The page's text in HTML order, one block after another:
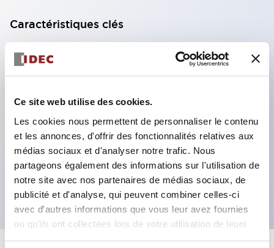
Ce site web utilise des cookies.
Les cookies nous permettent de personnaliser le contenu
et les annonces, d'offrir des fonctionnalités relatives aux
médias sociaux et d'analyser notre trafic. Nous
partageons également des informations sur l'utilisation de
notre site avec nos partenaires de médias sociaux, de
publicité et d'analyse, qui peuvent combiner celles-ci
avec d'autres informations que vous leur avez fournies
ou qu'ils ont collectées lors de votre utilisation de leurs
services.
Caractéristiques clés
Modèle DPDT
Contacts plaqués or série RY standard
support de montage supérieur
Options de montage incluant montage supérieur,
socle DIN, socle PCB ou socle de montage sur
panneau